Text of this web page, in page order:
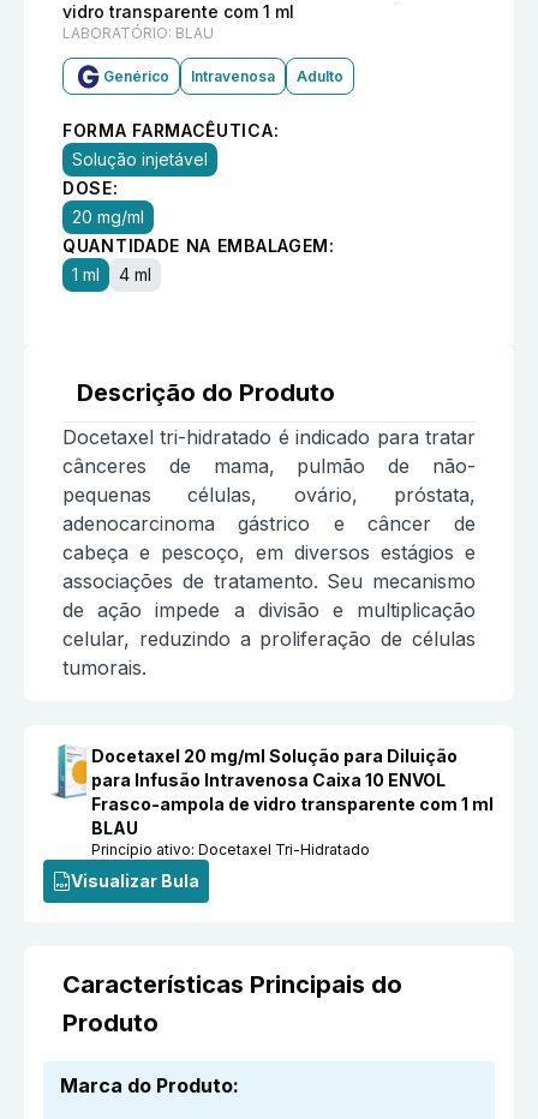
vidro transparente com 1 ml
LABORATÓRIO: BLAU
Genérico Intravenosa Adulto
FORMA FARMACÊUTICA:
Solução injetável
DOSE:
20 mg/ml
QUANTIDADE NA EMBALAGEM:
1 ml
4 ml
Descrição do Produto
Docetaxel tri-hidratado é indicado para tratar
cânceres de mama, pulmão de não-
pequenas células, ovário, próstata,
adenocarcinoma gástrico e câncer de
cabeça e pescoço, em diversos estágios e
associações de tratamento. Seu mecanismo
de ação impede a divisão e multiplicação
celular, reduzindo a proliferação de células
tumorais.
Docetaxel 20 mg/ml Solução para Diluição
para Infusão Intravenosa Caixa 10 ENVOL
Frasco-ampola de vidro transparente com 1 ml
BLAU
Princípio ativo:Docetaxel Tri-Hidratado
Visualizar Bula
Características Principais do
Produto
Marca do Produto: